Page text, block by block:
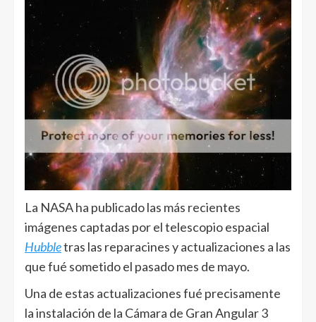
La NASA ha publicado las más recientes
imágenes captadas por el telescopio espacial
Hubbletras las reparacines y actualizaciones a las
que fué sometido el pasado mes de mayo.
Una de estas actualizaciones fué precisamente
la instalación de la Cámara de Gran Angular 3